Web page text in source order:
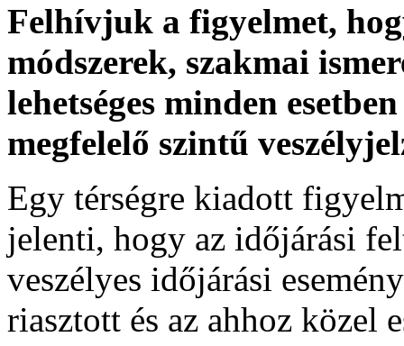
Felhívjuk a figyelmet,
módszerek, szakmai
lehetséges minden
megfelelő szintű
Egy térségre kiadott
jelenti, hogy az időjárási
veszélyes időjárási
riasztott és az ahhoz közel